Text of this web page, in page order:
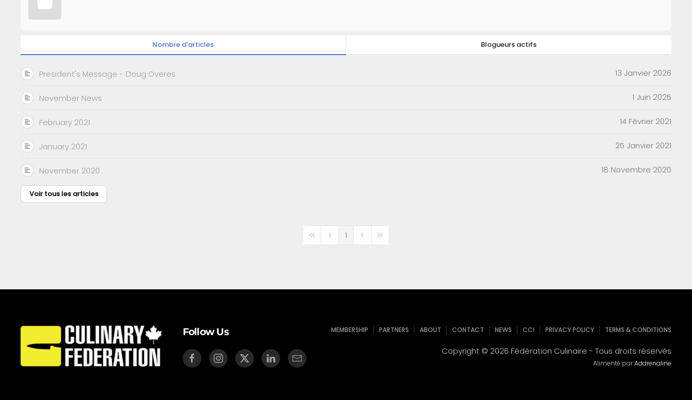
Nombre d'articles Blogueurs actifs
President's Message - Doug Overes 13 Janvier 2026
November News 1 Juin 2025
February 2021 14 Février 2021
January 2021 25 Janvier 2021
November 2020 18 Novembre 2020
Voir tous les articles
First PagePrevious Page
1 Next PageLast Page
Follow Us MEMBERSHIP PARTNERS ABOUT CONTACT NEWS CCI PRIVACY POLICY TERMS & CONDITIONS
Copyright © 2026 Fédération Culinaire - Tous droits réservés
Alimenté parAddrenaline